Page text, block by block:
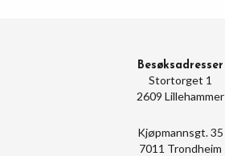
Besøksadresser
Stortorget 1
2609 Lillehammer
Kjøpmannsgt. 35
7011 Trondheim